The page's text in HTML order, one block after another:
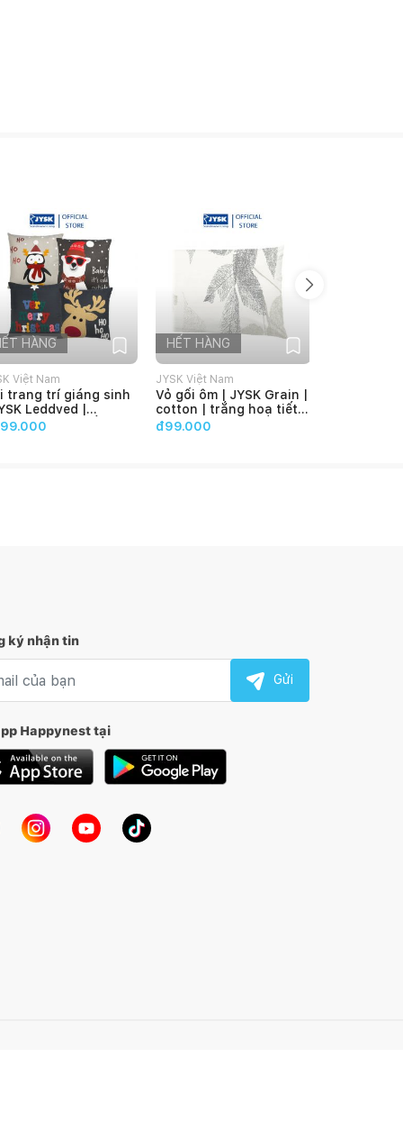
HÀNG
Việt Nam
trang trí giáng sinh
Leddved |
| hoạ tiết
HẾT HÀNG
JYSK Việt Nam
Vỏ gối ôm | JYSK Grain |
cotton | trắng hoạ tiết
xám | 18x80 cm
đ99.000
ký nhận tin
Gửi
Happynest tại